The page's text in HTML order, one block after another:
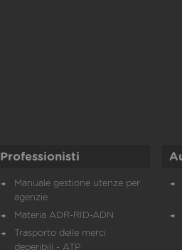
Professionisti
Manuale gestione utenze per
agenzie
Materia ADR-RID-ADN
Trasporto delle merci
deperibili - ATP